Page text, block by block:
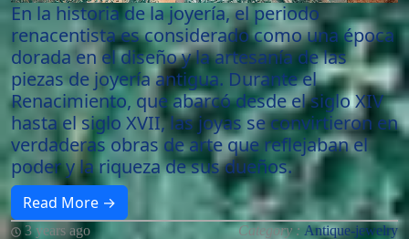
En la historia de la joyería, el periodo
renacentista es considerado como una época
dorada en el diseño y la artesanía de las
piezas de joyería antigua. Durante el
Renacimiento, que abarcó desde el siglo XIV
hasta el siglo XVII, las joyas se convirtieron en
verdaderas obras de arte que reflejaban el
poder y la riqueza de sus dueños.
Read More →
3 years ago Category : Antique-jewelry